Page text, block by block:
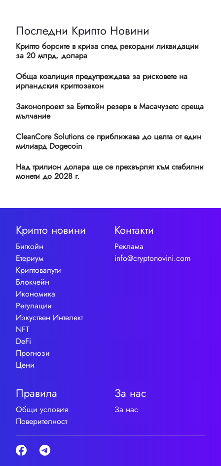
Последни Крипто Новини
Крипто борсите в криза след рекордни ликвидации
за 20 млрд. долара
Обща коалиция предупреждава за рисковете на
ирландския криптозакон
Законопроект за Биткойн резерв в Масачузетс среща
мълчание
CleanCore Solutions се приближава до целта от един
милиард Dogecoin
Над трилион долара ще се прехвърлят към стабилни
монети до 2028 г.
Крипто новини
Биткойн
Етериум
Криптовалути
Блокчейн
Икономика
Регулации
Изкуствен Интелект
NFT
DeFi
Прогнози
Цени
Контакти
Реклама
info@cryptonovini.com
Правила
Общи условия
Поверителност
За нас
За нас